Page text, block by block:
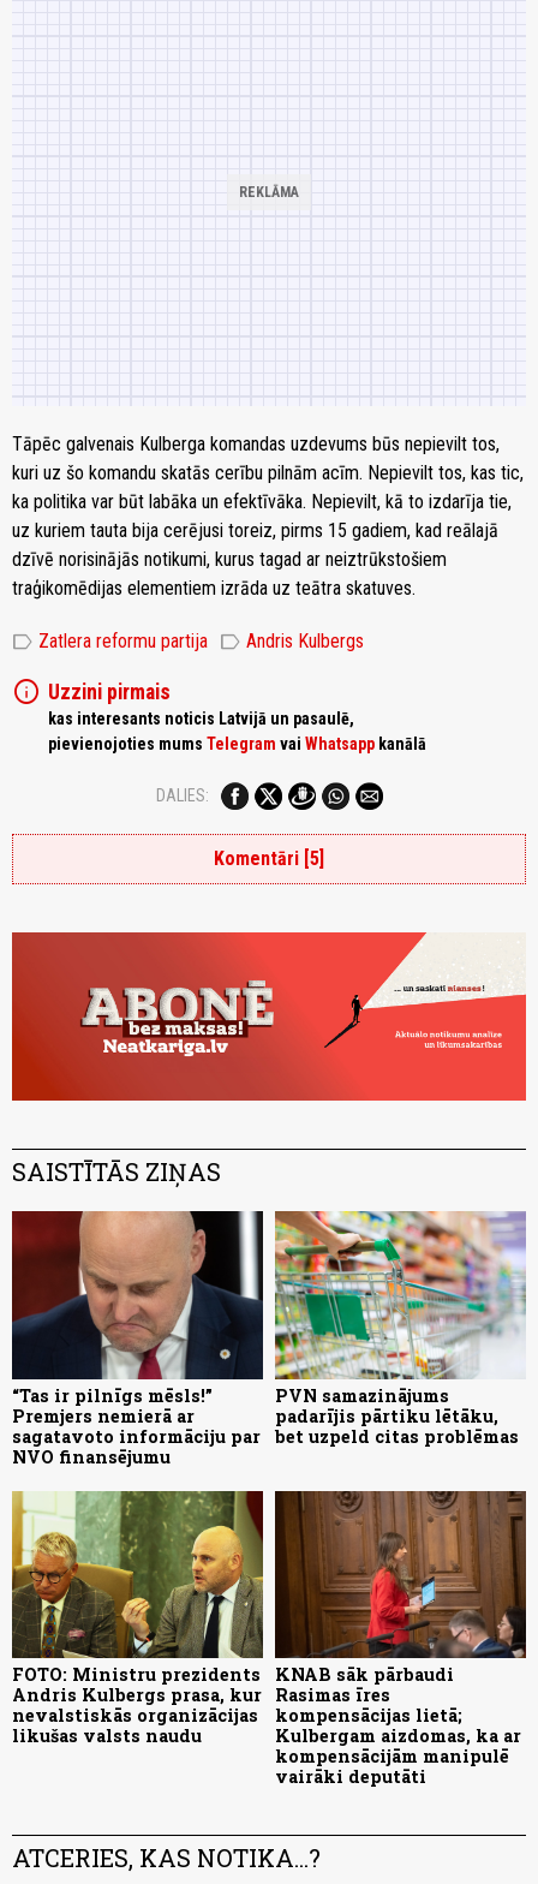
Tāpēc galvenais Kulberga komandas uzdevums būs nepievilt tos,
kuri uz šo komandu skatās cerību pilnām acīm. Nepievilt tos, kas tic,
ka politika var būt labāka un efektīvāka. Nepievilt, kā to izdarīja tie,
uz kuriem tauta bija cerējusi toreiz, pirms 15 gadiem, kad reālajā
dzīvē norisinājās notikumi, kurus tagad ar neiztrūkstošiem
traģikomēdijas elementiem izrāda uz teātra skatuves.
label Zatlera reformu partija label Andris Kulbergs
info Uzzini pirmais
kas interesants noticis Latvijā un pasaulē,
pievienojoties mums Telegram vai Whatsapp kanālā
DALIES:
Komentāri [5]
SAISTĪTĀS ZIŅAS
“Tas ir pilnīgs mēsls!”
Premjers nemierā ar
sagatavoto informāciju par
NVO finansējumu
PVN samazinājums
padarījis pārtiku lētāku,
bet uzpeld citas problēmas
FOTO: Ministru prezidents
Andris Kulbergs prasa, kur
nevalstiskās organizācijas
likušas valsts naudu
KNAB sāk pārbaudi
Rasimas īres
kompensācijas lietā;
Kulbergam aizdomas, ka ar
kompensācijām manipulē
vairāki deputāti
ATCERIES, KAS NOTIKA...?